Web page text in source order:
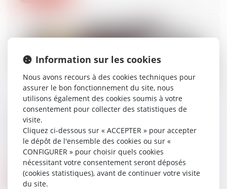
Onze laboratoires pharmaceutiques
lourdement punis : une sanction nationale,
un enjeu européen
17/10/2024
Lire la suite
Information sur les cookies
Nous avons recours à des cookies techniques pour
assurer le bon fonctionnement du site, nous
utilisons également des cookies soumis à votre
consentement pour collecter des statistiques de
visite.
Cliquez ci-dessous sur « ACCEPTER » pour accepter
le dépôt de l'ensemble des cookies ou sur «
CONFIGURER » pour choisir quels cookies
nécessitant votre consentement seront déposés
(cookies statistiques), avant de continuer votre visite
du site.